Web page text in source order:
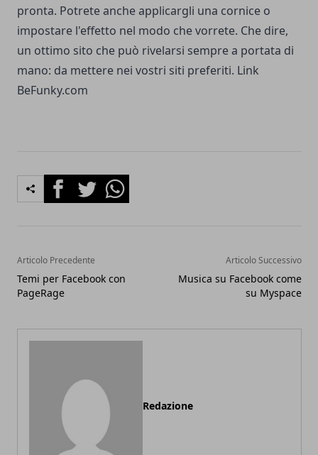
pronta. Potrete anche applicargli una cornice o
impostare l'effetto nel modo che vorrete. Che dire,
un ottimo sito che può rivelarsi sempre a portata di
mano: da mettere nei vostri siti preferiti. Link
BeFunky.com
FacebookTwitterWhatsapp
Articolo Precedente
Temi per Facebook con
PageRage
Articolo Successivo
Musica su Facebook come
su Myspace
Redazione